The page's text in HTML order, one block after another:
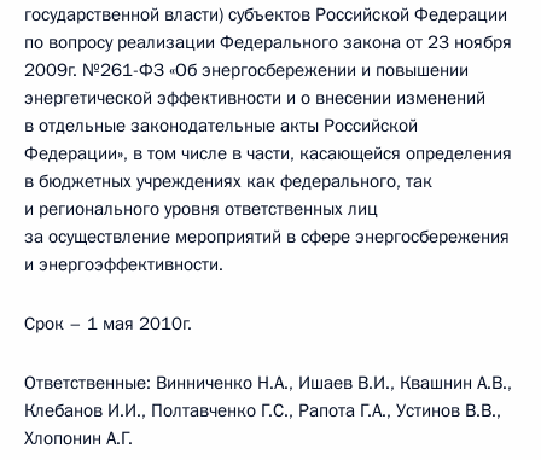
государственной власти) субъектов Российской Федерации
по вопросу реализации Федерального закона от 23 ноября
2009г. №261-ФЗ «Об энергосбережении и повышении
энергетической эффективности и о внесении изменений
в отдельные законодательные акты Российской
Федерации», в том числе в части, касающейся определения
в бюджетных учреждениях как федерального, так
и регионального уровня ответственных лиц
за осуществление мероприятий в сфере энергосбережения
и энергоэффективности.
Срок – 1 мая 2010г.
Ответственные: Винниченко Н.А., Ишаев В.И., Квашнин А.В.,
Клебанов И.И., Полтавченко Г.С., Рапота Г.А., Устинов В.В.,
Хлопонин А.Г.